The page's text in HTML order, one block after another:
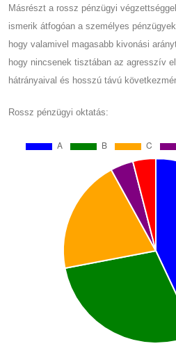
Másrészt a rossz pénzügyi
ismerik átfogóan a személyes
hogy valamivel magasabb kivonási
hogy nincsenek tisztában az agresszív
hátrányaival és hosszú távú
Rossz pénzügyi oktatás: